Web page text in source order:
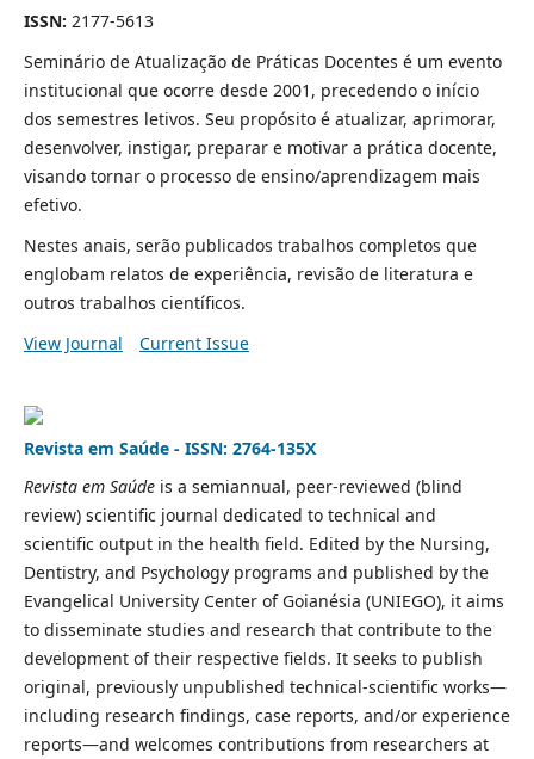
ISSN: 2177-5613
Seminário de Atualização de Práticas Docentes é um evento
institucional que ocorre desde 2001, precedendo o início
dos semestres letivos. Seu propósito é atualizar, aprimorar,
desenvolver, instigar, preparar e motivar a prática docente,
visando tornar o processo de ensino/aprendizagem mais
efetivo.
Nestes anais, serão publicados trabalhos completos que
englobam relatos de experiência, revisão de literatura e
outros trabalhos científicos.
View Journal
Current Issue
Revista em Saúde - ISSN: 2764-135X
Revista em Saúdeis a semiannual, peer-reviewed (blind
review) scientific journal dedicated to technical and
scientific output in the health field. Edited by the Nursing,
Dentistry, and Psychology programs and published by the
Evangelical University Center of Goianésia (UNIEGO), it aims
to disseminate studies and research that contribute to the
development of their respective fields. It seeks to publish
original, previously unpublished technical-scientific works—
including research findings, case reports, and/or experience
reports—and welcomes contributions from researchers at